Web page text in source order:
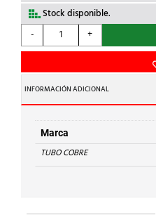
Stock disponible.
-
TUBO
COBRE
TUBO
DE
COBRE
EN
ROLLO
18x1
cantidad
+
INFORMACIÓN ADICIONAL
Marca
TUBO COBRE